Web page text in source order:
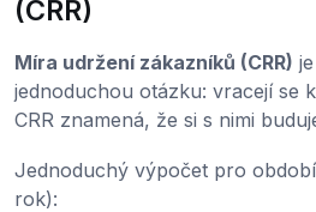
(CRR)
Míra udržení zákazníků (CRR)
jednoduchou otázku: vracejí se
CRR znamená, že si s nimi
Jednoduchý výpočet pro
rok):